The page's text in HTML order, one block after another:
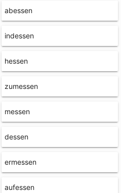
abessen
indessen
hessen
zumessen
messen
dessen
ermessen
aufessen